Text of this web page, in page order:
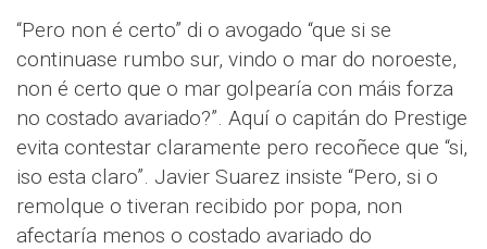
“Pero non é certo” di o avogado “que si se
continuase rumbo sur, vindo o mar do noroeste,
non é certo que o mar golpearía con máis forza
no costado avariado?”. Aquí o capitán do Prestige
evita contestar claramente pero recoñece que “si,
iso esta claro”. Javier Suarez insiste “Pero, si o
remolque o tiveran recibido por popa, non
afectaría menos o costado avariado do